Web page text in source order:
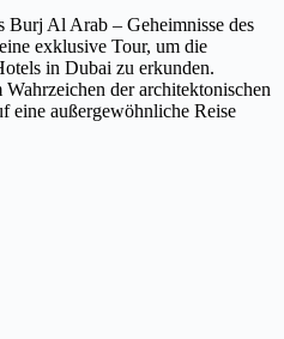
Burj Al Arab – Geheimnisse des
exklusive Tour, um die
in Dubai zu erkunden.
der architektonischen
eine außergewöhnliche Reise